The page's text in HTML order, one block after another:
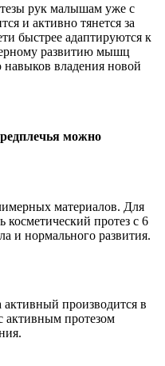
рук малышам уже с
и активно тянется за
быстрее адаптируются к
развитию мышц
владения новой
можно
материалов. Для
протез с 6
и нормального развития.
активный производится в
активным протезом